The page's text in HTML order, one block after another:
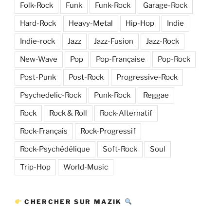
Folk-Rock Funk Funk-Rock Garage-Rock
Hard-Rock Heavy-Metal Hip-Hop Indie
Indie-rock Jazz Jazz-Fusion Jazz-Rock
New-Wave Pop Pop-Française Pop-Rock
Post-Punk Post-Rock Progressive-Rock
Psychedelic-Rock Punk-Rock Reggae
Rock Rock & Roll Rock-Alternatif
Rock-Français Rock-Progressif
Rock-Psychédélique Soft-Rock Soul
Trip-Hop World-Music
CHERCHER SUR MAZIK